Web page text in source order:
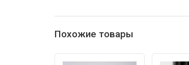
Похожие товары